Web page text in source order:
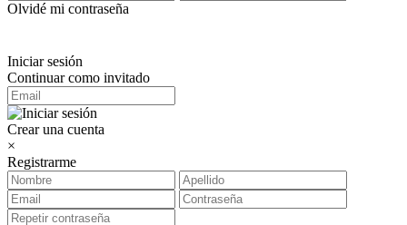
Olvidé mi contraseña
Iniciar sesión
Continuar como invitado
Crear una cuenta
×
Registrarme